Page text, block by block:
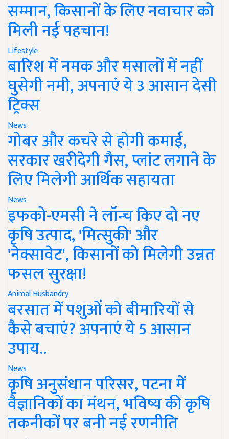
सम्मान, किसानों के लिए नवाचार को
मिली नई पहचान!
Lifestyle
बारिश में नमक और मसालों में नहीं
घुसेगी नमी, अपनाएं ये 3 आसान देसी
ट्रिक्स
News
गोबर और कचरे से होगी कमाई,
सरकार खरीदेगी गैस, प्लांट लगाने के
लिए मिलेगी आर्थिक सहायता
News
इफको-एमसी ने लॉन्च किए दो नए
कृषि उत्पाद, 'मित्सुकी' और
'नेक्सावेट', किसानों को मिलेगी उन्नत
फसल सुरक्षा!
Animal Husbandry
बरसात में पशुओं को बीमारियों से
कैसे बचाएं? अपनाएं ये 5 आसान
उपाय..
News
कृषि अनुसंधान परिसर, पटना में
वैज्ञानिकों का मंथन, भविष्य की कृषि
तकनीकों पर बनी नई रणनीति